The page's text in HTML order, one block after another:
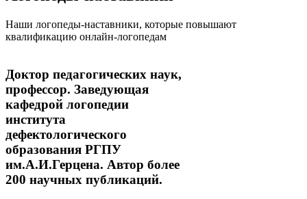
Наши логопеды-наставники, которые повышают
квалификацию онлайн-логопедам
Доктор педагогических наук,
профессор. Заведующая
кафедрой логопедии
института
дефектологического
образования РГПУ
им.А.И.Герцена. Автор более
200 научных публикаций.